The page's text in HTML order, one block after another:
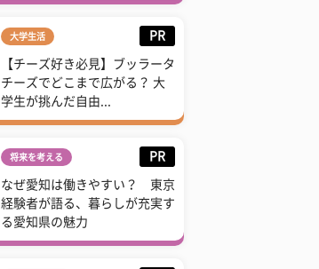
大学生活 PR
【チーズ好き必見】ブッラータ
チーズでどこまで広がる？ 大
学生が挑んだ自由...
将来を考える PR
なぜ愛知は働きやすい？ 東京
経験者が語る、暮らしが充実す
る愛知県の魅力